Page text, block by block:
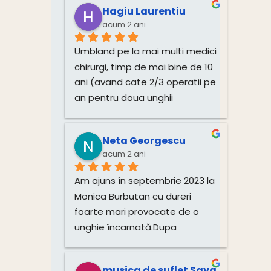
unghiile mele sunt fericite
Mulțumesc pentru
profesionalism, doamna
Monica este un om deosebit si
minunat in tot ceea ce face,
drept dovada si mulțimea
diplomelor primite.Dacă aveți
probleme, nu ezitați sa o
contactați si nu veți regreta.
Hagiu Laurentiu
acum 2 ani
Umbland pe la mai multi medici
chirurgi, timp de mai bine de 10
ani (avand cate 2/3 operatii pe
an pentru doua unghii
medicala). Acum 6 luni am avut
prima vizita la Dna. Monica, si
urmand cu strictețe indrumarile
primite, nu am mai avut
aceasta problema. Pe toata
durata consultatiilor, fiecare
programare s-a respectat “ la
minut”, am avut parte de mult
profesionalism, dedicatie catre
Neta Georgescu
acum 2 ani
Am ajuns în septembrie 2023 la
Monica Burbutan cu dureri
foarte mari provocate de o
unghie încarnată.Dupa